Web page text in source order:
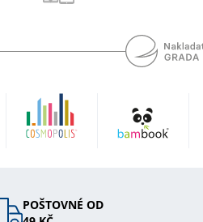
POŠTOVNÉ OD